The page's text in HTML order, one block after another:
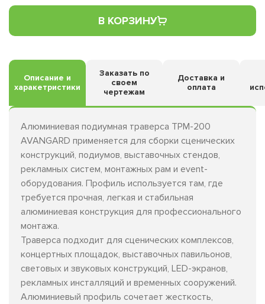
В КОРЗИНУ
Описание и
харакетристики
Заказать по
своем
чертежам
Доставка и
оплата
Алюминиевая подиумная траверса TPM-200
AVANGARD применяется для сборки сценических
конструкций, подиумов, выставочных стендов,
рекламных систем, монтажных рам и event-
оборудования. Профиль используется там, где
требуется прочная, легкая и стабильная
алюминиевая конструкция для профессионального
монтажа.
Траверса подходит для сценических комплексов,
концертных площадок, выставочных павильонов,
световых и звуковых конструкций, LED-экранов,
рекламных инсталляций и временных сооружений.
Алюминиевый профиль сочетает жесткость,